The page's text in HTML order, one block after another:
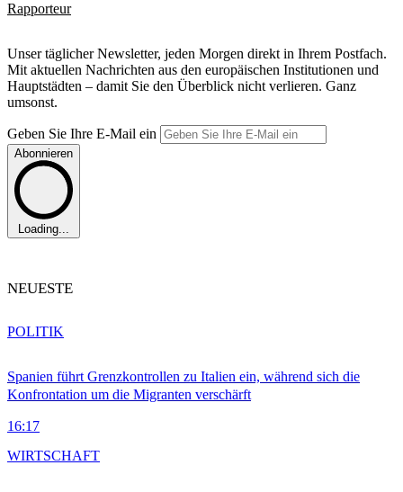
Rapporteur
Unser täglicher Newsletter, jeden Morgen direkt in Ihrem Postfach.
Mit aktuellen Nachrichten aus den europäischen Institutionen und
Hauptstädten – damit Sie den Überblick nicht verlieren. Ganz
umsonst.
Geben Sie Ihre E-Mail ein
Abonnieren
Loading...
NEUESTE
Spanien führt Grenzkontrollen zu Italien ein, während sich die
Konfrontation um die Migranten verschärft
16:17
POLITIK
WIRTSCHAFT